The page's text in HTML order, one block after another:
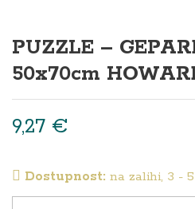
PUZZLE –
50x70cm
9,27 €
Dostupnost: na zalihi, 3 -